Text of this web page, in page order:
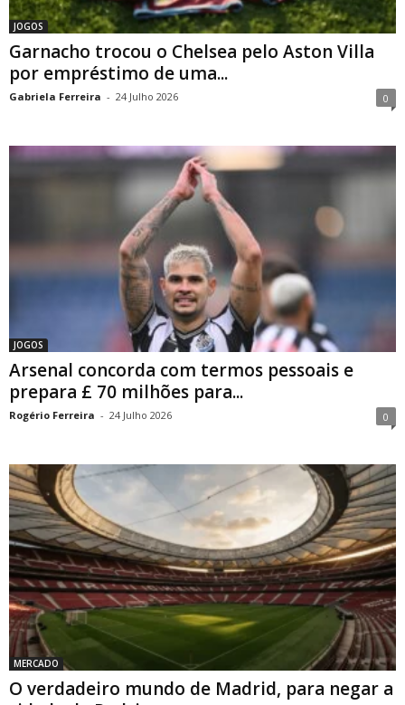
JOGOS
Garnacho trocou o Chelsea pelo Aston Villa
por empréstimo de uma...
Gabriela Ferreira - 24 Julho 2026 0
JOGOS
Arsenal concorda com termos pessoais e
prepara £ 70 milhões para...
Rogério Ferreira - 24 Julho 2026 0
MERCADO
O verdadeiro mundo de Madrid, para negar a